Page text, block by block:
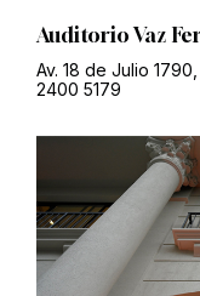
Auditorio Vaz
Av. 18 de Julio
2400 5179